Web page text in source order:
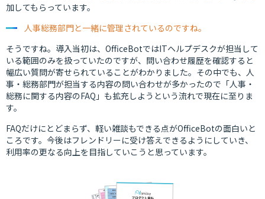
加してもらっています。
人事総務部門と一緒に管理されているのですね。
そうですね。導入当初は、OfficeBotではITヘルプデスクが担当して
いる範囲のみを扱っていたのですが、問い合わせ履歴を確認すると
幅広い質問が寄せられていることがわかりました。その中でも、人
事・総務部門が担当する内容の問い合わせが多かったので「人事・
総務に関する内容のFAQ」も拡充しようという流れで現在に至りま
す。
FAQだけにとどまらず、軽い雑談もできる点がOfficeBotの面白いと
ころです。今後はフレンドリーに受け答えできるようにしていき、
利用率の更なる向上を目指していこうと思っています。